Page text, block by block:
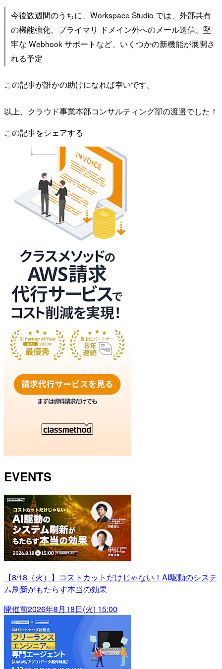
今後数週間のうちに、Workspace Studio では、外部共有
の機能強化、プライマリ ドメイン外へのメール送信、堅
牢な Webhook サポートなど、いくつかの新機能が展開さ
れる予定
この記事が誰かの助けになれば幸いです。
以上、クラウド事業本部コンサルティング部の渡邉でした！
この記事をシェアする
EVENTS
【8/18（火）】コストカットだけじゃない！AI駆動のシステ
ム刷新がもたらす本当の効果
開催前2026年8月18日(火) 15:00